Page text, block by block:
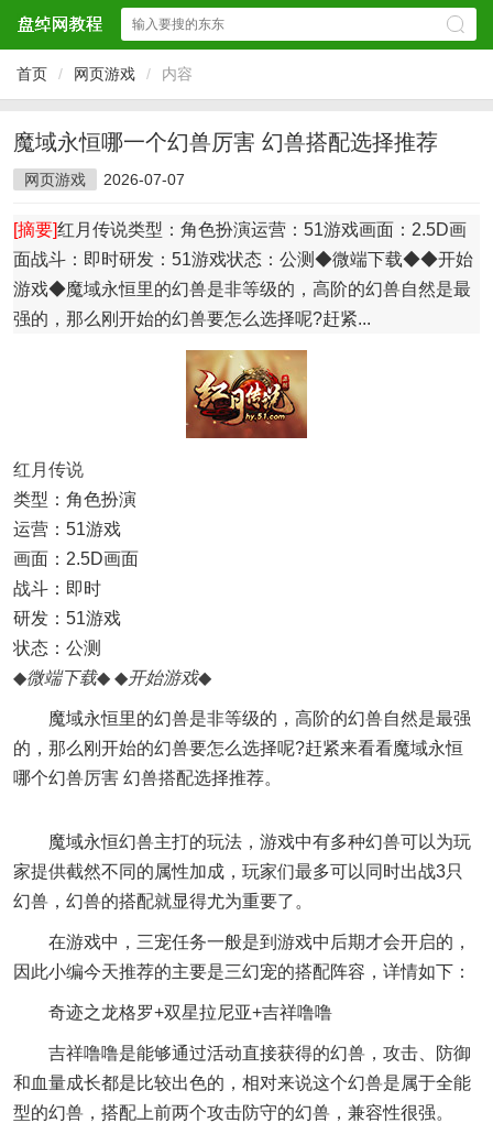
首页 / 网页游戏 / 内容
魔域永恒哪一个幻兽厉害 幻兽搭配选择推荐
网页游戏 2026-07-07
[摘要]红月传说类型：角色扮演运营：51游戏画面：2.5D画
面战斗：即时研发：51游戏状态：公测◆微端下载◆◆开始
游戏◆魔域永恒里的幻兽是非等级的，高阶的幻兽自然是最
强的，那么刚开始的幻兽要怎么选择呢?赶紧...
红月传说
类型：角色扮演
运营：51游戏
画面：2.5D画面
战斗：即时
研发：51游戏
状态：公测
◆微端下载◆ ◆开始游戏◆
魔域永恒里的幻兽是非等级的，高阶的幻兽自然是最强
的，那么刚开始的幻兽要怎么选择呢?赶紧来看看魔域永恒
哪个幻兽厉害 幻兽搭配选择推荐。
魔域永恒幻兽主打的玩法，游戏中有多种幻兽可以为玩
家提供截然不同的属性加成，玩家们最多可以同时出战3只
幻兽，幻兽的搭配就显得尤为重要了。
在游戏中，三宠任务一般是到游戏中后期才会开启的，
因此小编今天推荐的主要是三幻宠的搭配阵容，详情如下：
奇迹之龙格罗+双星拉尼亚+吉祥噜噜
吉祥噜噜是能够通过活动直接获得的幻兽，攻击、防御
和血量成长都是比较出色的，相对来说这个幻兽是属于全能
型的幻兽，搭配上前两个攻击防守的幻兽，兼容性很强。